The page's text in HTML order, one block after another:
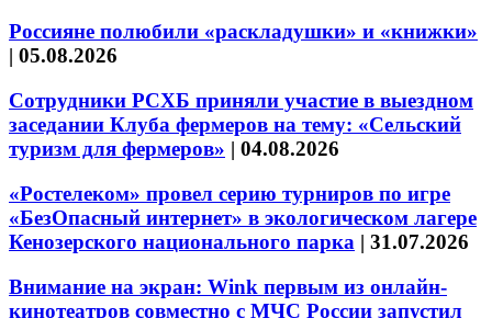
Россияне полюбили «раскладушки» и «книжки»
| 05.08.2026
Сотрудники РСХБ приняли участие в выездном
заседании Клуба фермеров на тему: «Сельский
туризм для фермеров» | 04.08.2026
«Ростелеком» провел серию турниров по игре
«БезОпасный интернет» в экологическом лагере
Кенозерского национального парка | 31.07.2026
Внимание на экран: Wink первым из онлайн-
кинотеатров совместно с МЧС России запустил